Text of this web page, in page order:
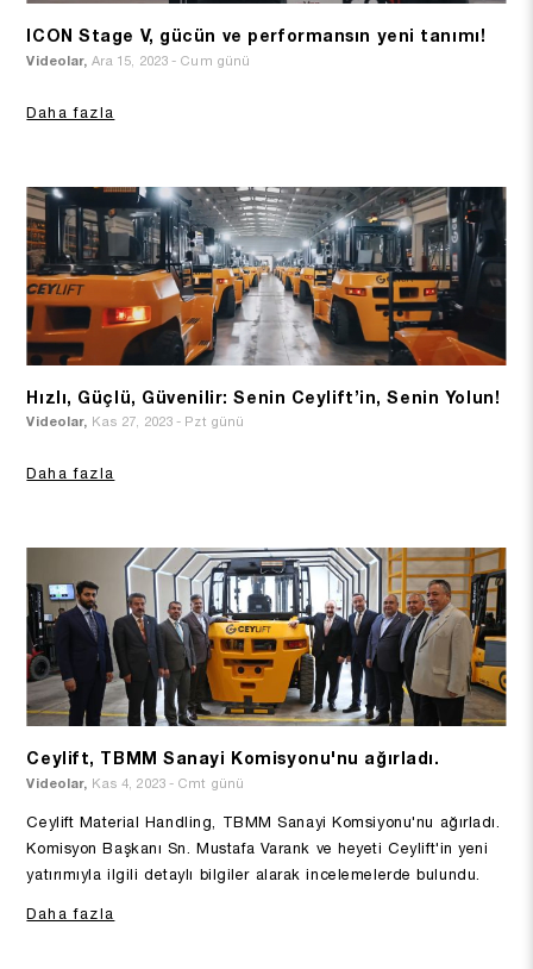
ICON Stage V, gücün ve performansın yeni tanımı!
Videolar, Ara 15, 2023 - Cum günü
Daha fazla
Hızlı, Güçlü, Güvenilir: Senin Ceylift’in, Senin Yolun!
Videolar, Kas 27, 2023 - Pzt günü
Daha fazla
Ceylift, TBMM Sanayi Komisyonu'nu ağırladı.
Videolar, Kas 4, 2023 - Cmt günü
Ceylift Material Handling, TBMM Sanayi Komsiyonu'nu ağırladı.
Komisyon Başkanı Sn. Mustafa Varank ve heyeti Ceylift'in yeni
yatırımıyla ilgili detaylı bilgiler alarak incelemelerde bulundu.
Daha fazla